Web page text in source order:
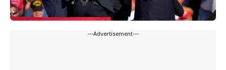
---Advertisement---